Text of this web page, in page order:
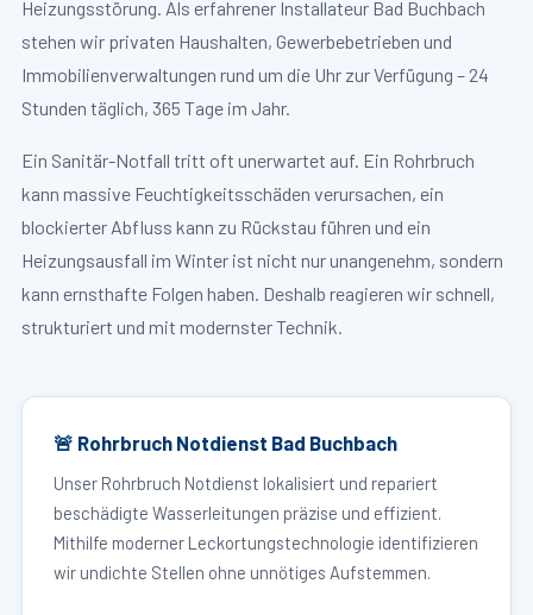
Heizungsstörung. Als erfahrener Installateur Bad Buchbach
stehen wir privaten Haushalten, Gewerbebetrieben und
Immobilienverwaltungen rund um die Uhr zur Verfügung – 24
Stunden täglich, 365 Tage im Jahr.
Ein Sanitär-Notfall tritt oft unerwartet auf. Ein Rohrbruch
kann massive Feuchtigkeitsschäden verursachen, ein
blockierter Abfluss kann zu Rückstau führen und ein
Heizungsausfall im Winter ist nicht nur unangenehm, sondern
kann ernsthafte Folgen haben. Deshalb reagieren wir schnell,
strukturiert und mit modernster Technik.
🚨 Rohrbruch Notdienst Bad Buchbach
Unser Rohrbruch Notdienst lokalisiert und repariert
beschädigte Wasserleitungen präzise und effizient.
Mithilfe moderner Leckortungstechnologie identifizieren
wir undichte Stellen ohne unnötiges Aufstemmen.